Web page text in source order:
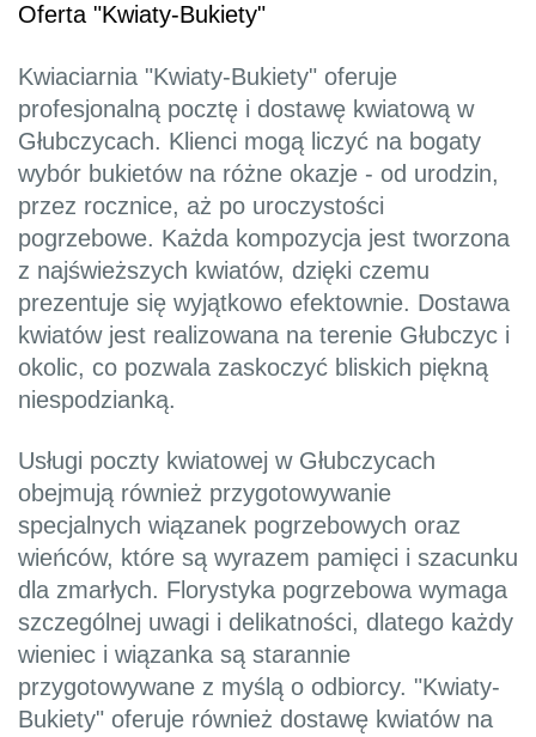
Oferta "Kwiaty-Bukiety"
Kwiaciarnia "Kwiaty-Bukiety" oferuje
profesjonalną pocztę i dostawę kwiatową w
Głubczycach. Klienci mogą liczyć na bogaty
wybór bukietów na różne okazje - od urodzin,
przez rocznice, aż po uroczystości
pogrzebowe. Każda kompozycja jest tworzona
z najświeższych kwiatów, dzięki czemu
prezentuje się wyjątkowo efektownie. Dostawa
kwiatów jest realizowana na terenie Głubczyc i
okolic, co pozwala zaskoczyć bliskich piękną
niespodzianką.
Usługi poczty kwiatowej w Głubczycach
obejmują również przygotowywanie
specjalnych wiązanek pogrzebowych oraz
wieńców, które są wyrazem pamięci i szacunku
dla zmarłych. Florystyka pogrzebowa wymaga
szczególnej uwagi i delikatności, dlatego każdy
wieniec i wiązanka są starannie
przygotowywane z myślą o odbiorcy. "Kwiaty-
Bukiety" oferuje również dostawę kwiatów na